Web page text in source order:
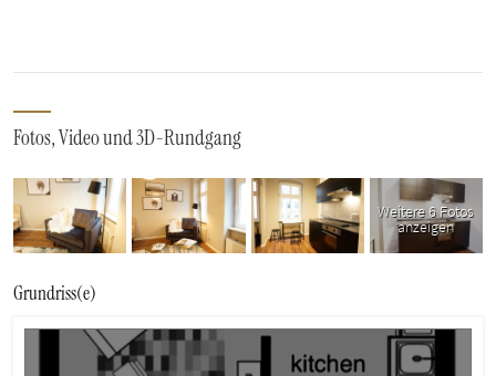
Fotos, Video und 3D-Rundgang
Weitere 6 Fotos
anzeigen
Grundriss(e)